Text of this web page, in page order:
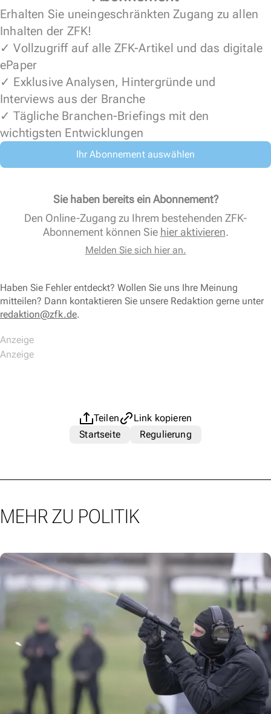
Erhalten Sie uneingeschränkten Zugang zu allen
Inhalten der ZFK!
✓ Vollzugriff auf alle ZFK-Artikel und das digitale
ePaper
✓ Exklusive Analysen, Hintergründe und
Interviews aus der Branche
✓ Tägliche Branchen-Briefings mit den
wichtigsten Entwicklungen
Ihr Abonnement auswählen
Sie haben bereits ein Abonnement?
Den Online-Zugang zu Ihrem bestehenden ZFK-
Abonnement können Sie hier aktivieren.
Melden Sie sich hier an.
Haben Sie Fehler entdeckt? Wollen Sie uns Ihre Meinung
mitteilen? Dann kontaktieren Sie unsere Redaktion gerne unter
redaktion@zfk.de.
Teilen
Link kopieren
Startseite
Regulierung
MEHR ZU POLITIK